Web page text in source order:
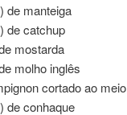
de manteiga
de catchup
mostarda
molho inglês
cortado ao meio
de conhaque